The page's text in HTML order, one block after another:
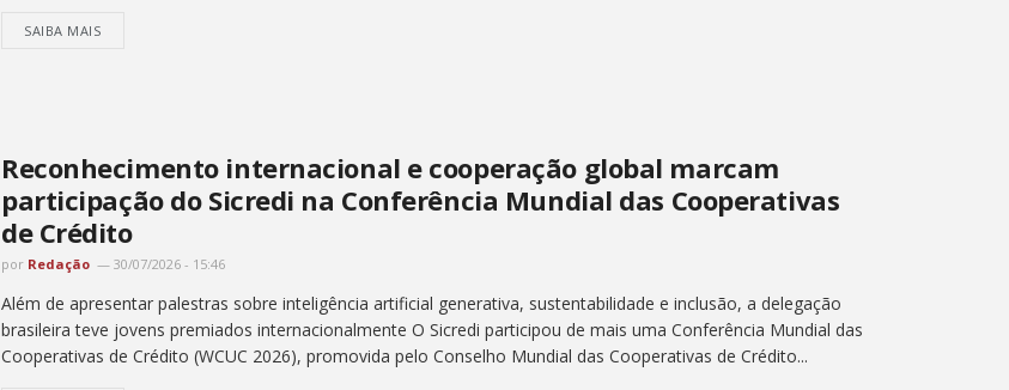
SAIBA MAIS
Reconhecimento internacional e cooperação global marcam
participação do Sicredi na Conferência Mundial das Cooperativas
de Crédito
por Redação 30/07/2026 - 15:46
Além de apresentar palestras sobre inteligência artificial generativa, sustentabilidade e inclusão, a delegação
brasileira teve jovens premiados internacionalmente O Sicredi participou de mais uma Conferência Mundial das
Cooperativas de Crédito (WCUC 2026), promovida pelo Conselho Mundial das Cooperativas de Crédito...